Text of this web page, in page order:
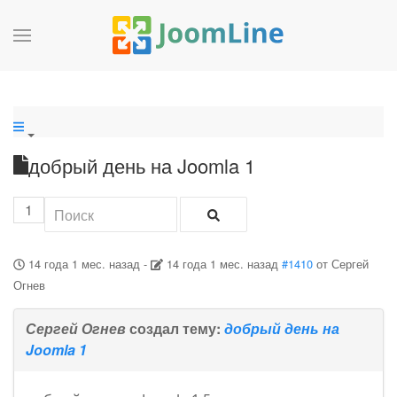
добрый день на Joomla 1
1
14 года 1 мес. назад- 14 года 1 мес. назад #1410 отСергей
Огнев
Сергей Огневсоздал тему: добрый день на
Joomla 1